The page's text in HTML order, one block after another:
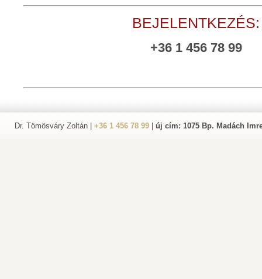
BEJELENTKEZÉS:
+36 1 456 78 99
Dr. Tömösváry Zoltán | +36 1 456 78 99 | új cím: 1075 Bp. Madách